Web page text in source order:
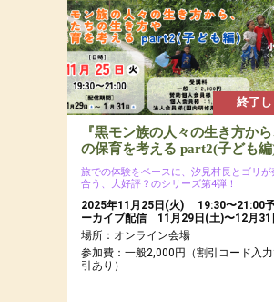
終了
『黒モン族の人々の生き方か
の保育を考える part2(子ども編)
旅での体験をベースに、汐見村長とゴリが
合う、大好評？のシリーズ第4弾！
2025年11月25日(火) 19:30〜
ーカイブ配信 11月29日(土)〜12月31
場所：オンライン会場
参加費：一般2,000円（割引コード入
引あり）